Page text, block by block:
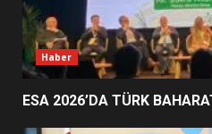
BALIKESİR
Haber
ESA 2026’DA TÜRK